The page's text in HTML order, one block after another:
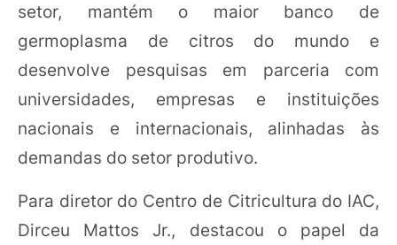
setor, mantém o maior banco de
germoplasma de citros do mundo e
desenvolve pesquisas em parceria com
universidades, empresas e instituições
nacionais e internacionais, alinhadas às
demandas do setor produtivo.
Para diretor do Centro de Citricultura do IAC,
Dirceu Mattos Jr., destacou o papel da